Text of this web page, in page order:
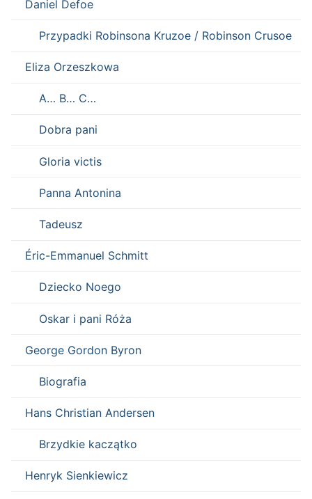
Daniel Defoe
Przypadki Robinsona Kruzoe / Robinson Crusoe
Eliza Orzeszkowa
A… B… C…
Dobra pani
Gloria victis
Panna Antonina
Tadeusz
Éric-Emmanuel Schmitt
Dziecko Noego
Oskar i pani Róża
George Gordon Byron
Biografia
Hans Christian Andersen
Brzydkie kaczątko
Henryk Sienkiewicz